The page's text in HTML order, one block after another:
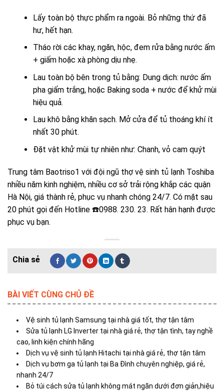
Lấy toàn bộ thực phẩm ra ngoài. Bỏ những thứ đã
hư, hết hạn.
Tháo rời các khay, ngăn, hộc, đem rửa bằng nước ấm
+ giấm hoặc xà phòng dịu nhẹ.
Lau toàn bộ bên trong tủ bằng: Dung dịch: nước ấm
pha giấm trắng, hoặc Baking soda + nước để khử mùi
hiệu quả.
Lau khô bằng khăn sạch. Mở cửa để tủ thoáng khí ít
nhất 30 phút.
Đặt vật khử mùi tự nhiên như: Chanh, vỏ cam quýt
Trung tâm Baotriso1 với đội ngũ thợ vệ sinh tủ lạnh Toshiba
nhiều năm kinh nghiệm, nhiều cơ sở trải rộng khắp các quận
Hà Nội, giá thành rẻ, phục vụ nhanh chóng 24/7. Có mặt sau
20 phút gọi đến Hotline ☎️0988. 230. 23. Rất hân hạnh được
phục vụ bạn.
BÀI VIẾT CÙNG CHỦ ĐỀ
Vệ sinh tủ lạnh Samsung tại nhà giá tốt, thợ tận tâm
Sửa tủ lạnh LG Inverter tại nhà giá rẻ, thợ tận tình, tay nghề
cao, linh kiện chính hãng
Dịch vụ vệ sinh tủ lạnh Hitachi tại nhà giá rẻ, thợ tận tâm
Dịch vụ bơm ga tủ lạnh tại Ba Đình chuyên nghiệp, giá rẻ,
nhanh 24/7
Bỏ túi cách sửa tủ lạnh không mát ngăn dưới đơn giản,hiệu